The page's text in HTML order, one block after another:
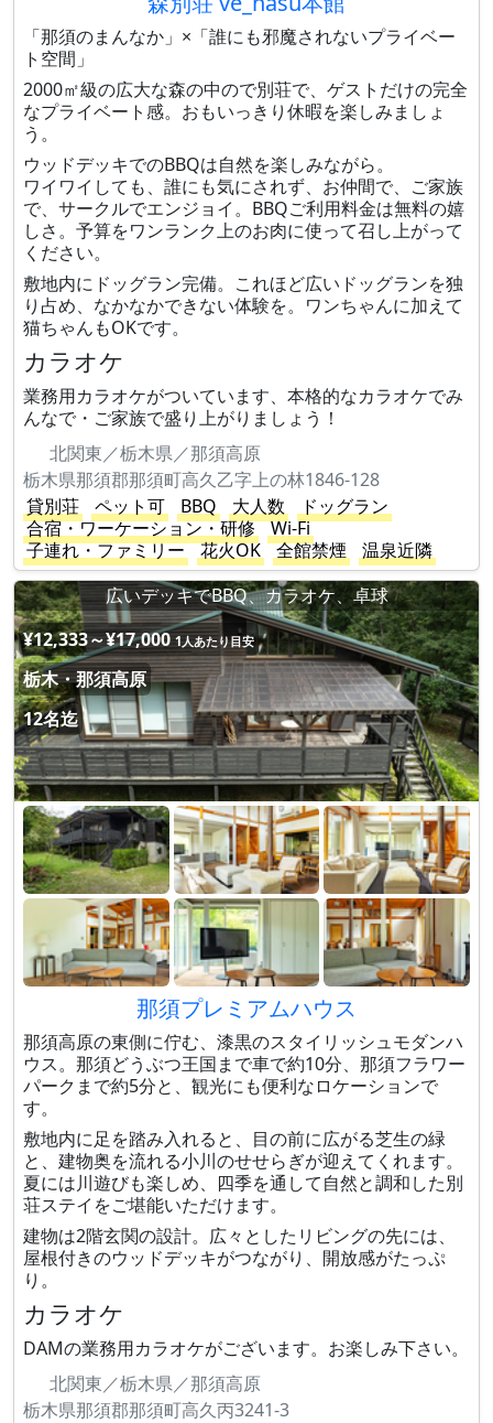
「那須のまんなか」×「誰にも邪魔されないプライベー
ト空間」
2000㎡級の広大な森の中ので別荘で、ゲストだけの完全
なプライベート感。おもいっきり休暇を楽しみましょ
う。
ウッドデッキでのBBQは自然を楽しみながら。
ワイワイしても、誰にも気にされず、お仲間で、ご家族
で、サークルでエンジョイ。BBQご利用料金は無料の嬉
しさ。予算をワンランク上のお肉に使って召し上がって
ください。
敷地内にドッグラン完備。これほど広いドッグランを独
り占め、なかなかできない体験を。ワンちゃんに加えて
猫ちゃんもOKです。
カラオケ
業務用カラオケがついています、本格的なカラオケでみ
んなで・ご家族で盛り上がりましょう！
北関東／栃木県／那須高原
栃木県那須郡那須町高久乙字上の林1846-128
貸別荘
ペット可 BBQ 大人数
ドッグラン
合宿・ワーケーション・研修
Wi-Fi
子連れ・ファミリー
花火OK 全館禁煙
温泉近隣
広いデッキでBBQ、カラオケ、卓球
¥12,333～¥17,000 1人あたり目安
栃木・那須高原
12名迄
那須プレミアムハウス
那須高原の東側に佇む、漆黒のスタイリッシュモダンハ
ウス。那須どうぶつ王国まで車で約10分、那須フラワー
パークまで約5分と、観光にも便利なロケーションで
す。
敷地内に足を踏み入れると、目の前に広がる芝生の緑
と、建物奥を流れる小川のせせらぎが迎えてくれます。
夏には川遊びも楽しめ、四季を通して自然と調和した別
荘ステイをご堪能いただけます。
建物は2階玄関の設計。広々としたリビングの先には、
屋根付きのウッドデッキがつながり、開放感がたっぷ
り。
カラオケ
DAMの業務用カラオケがございます。お楽しみ下さい。
北関東／栃木県／那須高原
栃木県那須郡那須町高久丙3241-3